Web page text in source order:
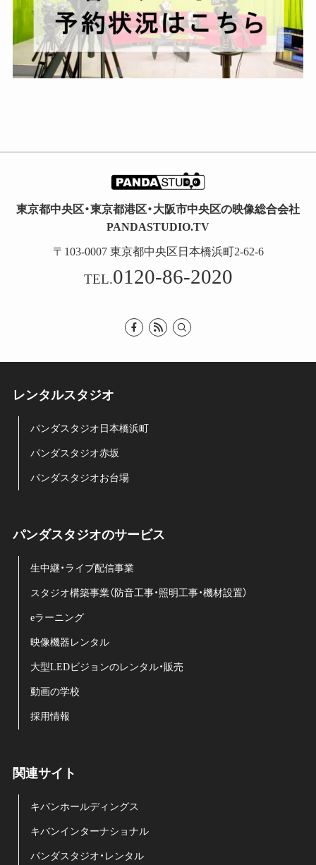
東京都中央区・東京都港区・大阪市中央区の映像総合会社
PANDASTUDIO.TV
〒103-0007 東京都中央区日本橋浜町2-62-6
TEL.0120-86-2020
レンタルスタジオ
パンダスタジオ日本橋浜町
パンダスタジオ赤坂
パンダスタジオお台場
パンダスタジオのサービス
生中継・ライブ配信事業
スタジオ構築事業（防音工事・照明工事・機材設置）
eラーニング
映像機器レンタル
大型LEDビジョンのレンタル・販売
動画の学校
採用情報
関連サイト
キバンホールディングス
キバンインターナショナル
パンダスタジオ・レンタル